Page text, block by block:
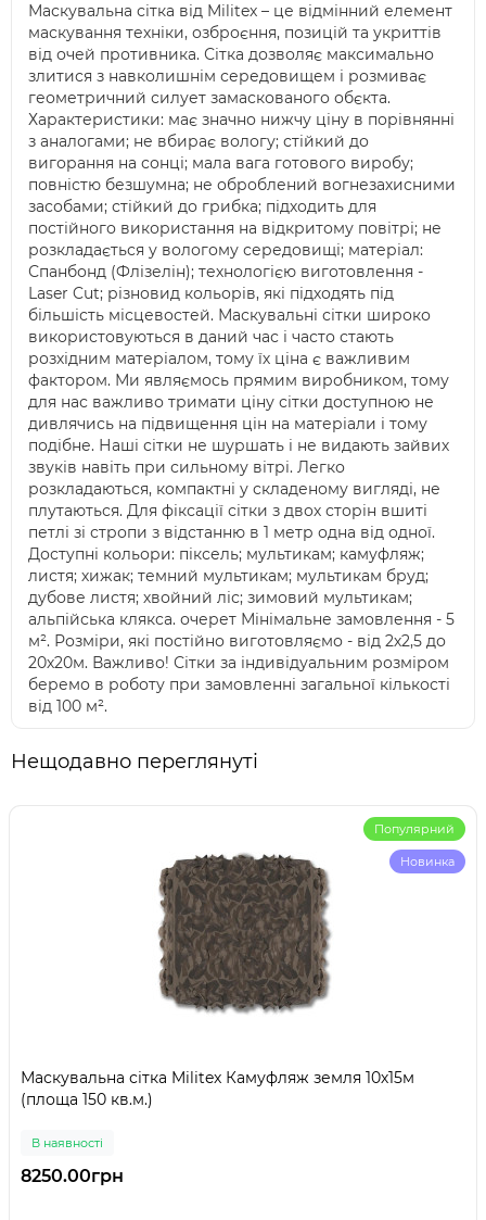
Маскувальна сітка від Militex – це відмінний елемент
маскування техніки, озброєння, позицій та укриттів
від очей противника. Сітка дозволяє максимально
злитися з навколишнім середовищем і розмиває
геометричний силует замаскованого обєкта.
Характеристики: має значно нижчу ціну в порівнянні
з аналогами; не вбирає вологу; стійкий до
вигорання на сонці; мала вага готового виробу;
повністю безшумна; не оброблений вогнезахисними
засобами; стійкий до грибка; підходить для
постійного використання на відкритому повітрі; не
розкладається у вологому середовищі; матеріал:
Спанбонд (Флізелін); технологією виготовлення -
Laser Cut; різновид кольорів, які підходять під
більшість місцевостей. Маскувальні сітки широко
використовуються в даний час і часто стають
розхідним матеріалом, тому їх ціна є важливим
фактором. Ми являємось прямим виробником, тому
для нас важливо тримати ціну сітки доступною не
дивлячись на підвищення цін на матеріали і тому
подібне. Наші сітки не шуршать і не видають зайвих
звуків навіть при сильному вітрі. Легко
розкладаються, компактні у складеному вигляді, не
плутаються. Для фіксації сітки з двох сторін вшиті
петлі зі стропи з відстанню в 1 метр одна від одної.
Доступні кольори: піксель; мультикам; камуфляж;
листя; хижак; темний мультикам; мультикам бруд;
дубове листя; хвойний ліс; зимовий мультикам;
альпійська клякса. очерет Мінімальне замовлення - 5
м². Розміри, які постійно виготовляємо - від 2х2,5 до
20х20м. Важливо! Сітки за індивідуальним розміром
беремо в роботу при замовленні загальної кількості
від 100 м².
Нещодавно переглянуті
Популярний
Новинка
Маскувальна сітка Militex Камуфляж земля 10х15м
(площа 150 кв.м.)
В наявності
8250.00грн